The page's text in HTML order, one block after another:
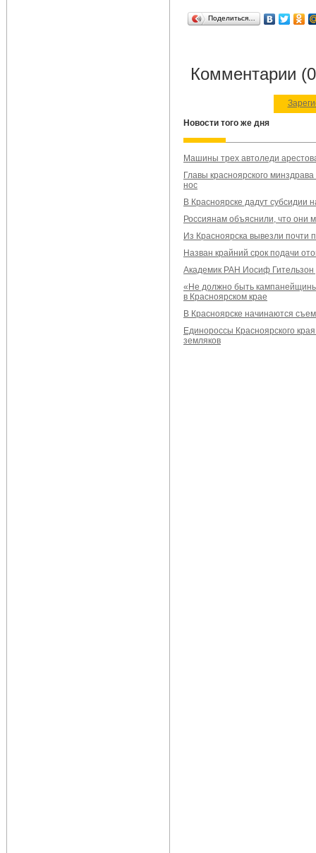
Поделиться…
Комментарии
Новости того же дня
Машины трех автоледи
Главы красноярского
нос
В Красноярске дадут субсидии
Россиянам объяснили, что они
Из Красноярска вывезли почти
Назван крайний срок подачи
Академик РАН Иосиф Гительзон
«Не должно быть
в Красноярском крае
В Красноярске начинаются
Единороссы Красноярского
земляков